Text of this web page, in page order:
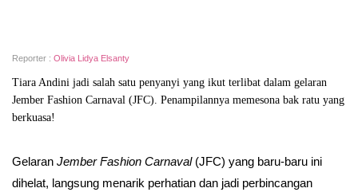
Reporter : Olivia Lidya Elsanty
Tiara Andini jadi salah satu penyanyi yang ikut terlibat dalam gelaran
Jember Fashion Carnaval (JFC). Penampilannya memesona bak ratu yang
berkuasa!
Gelaran Jember Fashion Carnaval(JFC) yang baru-baru ini
dihelat, langsung menarik perhatian dan jadi perbincangan